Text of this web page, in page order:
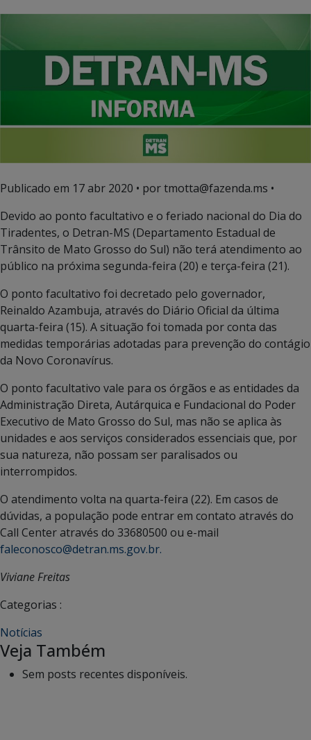
Publicado em 17 abr 2020 • por tmotta@fazenda.ms •
Devido ao ponto facultativo e o feriado nacional do Dia do
Tiradentes, o Detran-MS (Departamento Estadual de
Trânsito de Mato Grosso do Sul) não terá atendimento ao
público na próxima segunda-feira (20) e terça-feira (21).
O ponto facultativo foi decretado pelo governador,
Reinaldo Azambuja, através do Diário Oficial da última
quarta-feira (15). A situação foi tomada por conta das
medidas temporárias adotadas para prevenção do contágio
da Novo Coronavírus.
O ponto facultativo vale para os órgãos e as entidades da
Administração Direta, Autárquica e Fundacional do Poder
Executivo de Mato Grosso do Sul, mas não se aplica às
unidades e aos serviços considerados essenciais que, por
sua natureza, não possam ser paralisados ou
interrompidos.
O atendimento volta na quarta-feira (22). Em casos de
dúvidas, a população pode entrar em contato através do
Call Center através do 33680500 ou e-mail
faleconosco@detran.ms.gov.br.
Viviane Freitas
Categorias :
Notícias
Veja Também
Sem posts recentes disponíveis.